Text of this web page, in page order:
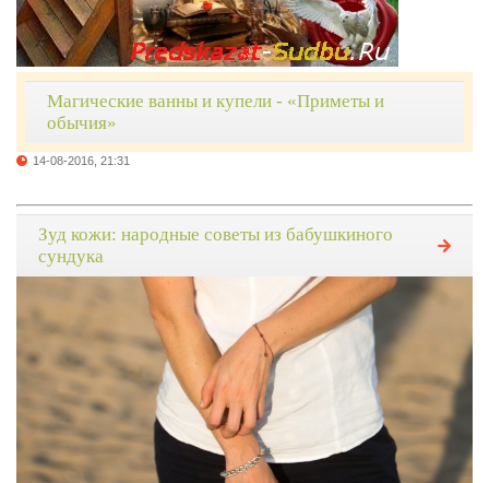
Магические ванны и купели - «Приметы и
обычия»
14-08-2016, 21:31
Зуд кожи: народные советы из бабушкиного
сундука